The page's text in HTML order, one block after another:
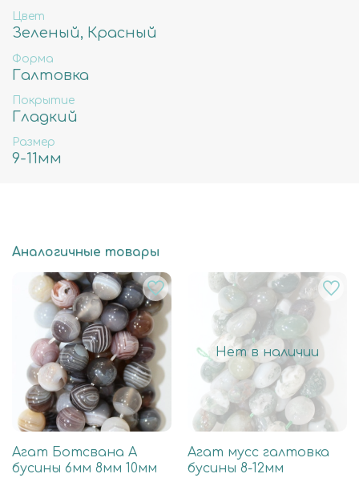
Цвет
Зеленый, Красный
Форма
Галтовка
Покрытие
Гладкий
Размер
9-11мм
Аналогичные товары
Агат Ботсвана А
бусины 6мм 8мм 10мм
Нет в наличии
Агат мусс галтовка
бусины 8-12мм